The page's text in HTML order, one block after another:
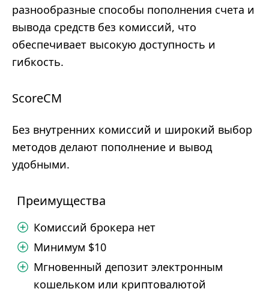
разнообразные способы пополнения счета и
вывода средств без комиссий, что
обеспечивает высокую доступность и
гибкость.
ScoreCM
Без внутренних комиссий и широкий выбор
методов делают пополнение и вывод
удобными.
Преимущества
Комиссий брокера нет
Минимум $10
Мгновенный депозит электронным
кошельком или криптовалютой